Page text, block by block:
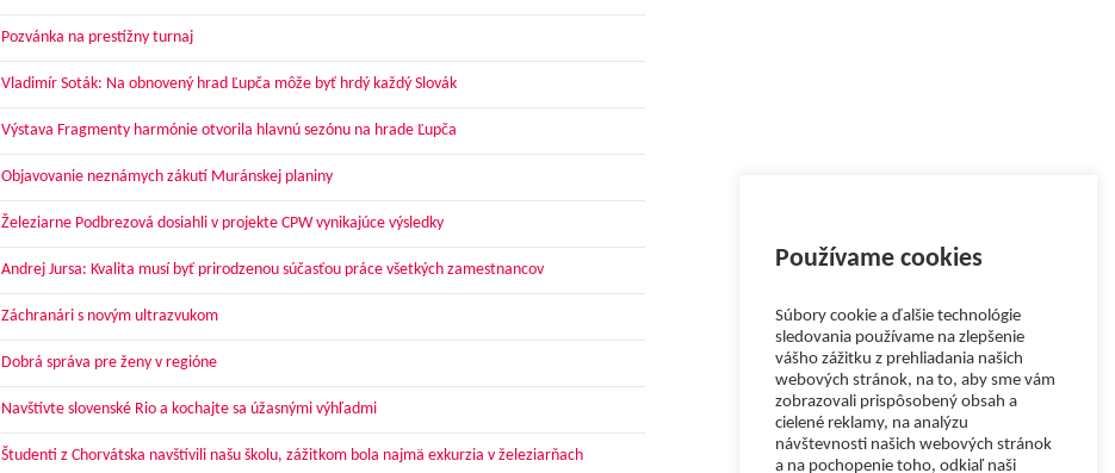
Pozvánka na prestížny turnaj
Vladimír Soták: Na obnovený hrad Ľupča môže byť hrdý každý Slovák
Výstava Fragmenty harmónie otvorila hlavnú sezónu na hrade Ľupča
Objavovanie neznámych zákutí Muránskej planiny
Železiarne Podbrezová dosiahli v projekte CPW vynikajúce výsledky
Andrej Jursa: Kvalita musí byť prirodzenou súčasťou práce všetkých zamestnancov
Záchranári s novým ultrazvukom
Dobrá správa pre ženy v regióne
Navštívte slovenské Rio a kochajte sa úžasnými výhľadmi
Študenti z Chorvátska navštívili našu školu, zážitkom bola najmä exkurzia v železiarňach
Používame cookies
Súbory cookie a ďalšie technológie
sledovania používame na zlepšenie
vášho zážitku z prehliadania našich
webových stránok, na to, aby sme vám
zobrazovali prispôsobený obsah a
cielené reklamy, na analýzu
návštevnosti našich webových stránok
a na pochopenie toho, odkiaľ naši